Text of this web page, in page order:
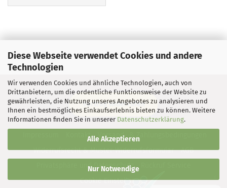
Diese Webseite verwendet Cookies und andere
Technologien
Wir verwenden Cookies und ähnliche Technologien, auch von
Drittanbietern, um die ordentliche Funktionsweise der Website zu
gewährleisten, die Nutzung unseres Angebotes zu analysieren und
Ihnen ein bestmögliches Einkaufserlebnis bieten zu können. Weitere
Informationen finden Sie in unserer Datenschutzerklärung.
Alle Akzeptieren
Nur Notwendige
Vertrag widerrufen
Kontakt
Versand- & Zahlungsbedingungen
Widerrufsrecht & Muster-Widerrufsformular
AGB
Privatsphäre und Datenschutz
Cookie Einstellungen